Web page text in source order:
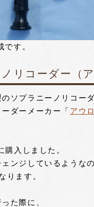
です。
リコーダー（ア
ソプラニーノリコーダ
ダーメーカー「 アウ
入しました。
ンジしているようなの
ります。
た際に、